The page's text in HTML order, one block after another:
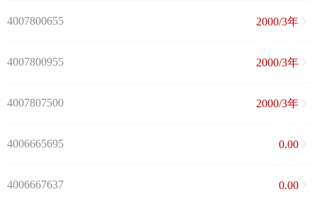
4007800655 2000/3年
4007800955 2000/3年
4007807500 2000/3年
4006665695 0.00
4006667637 0.00